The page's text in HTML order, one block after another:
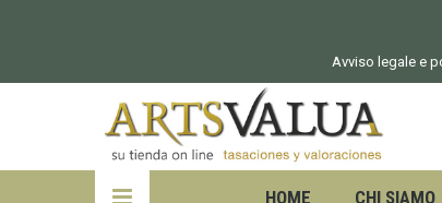
Avviso legale e
HOME CHI SIAMO